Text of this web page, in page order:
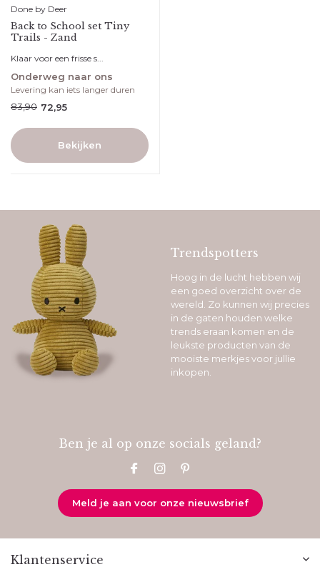
Done by Deer
Back to School set Tiny
Trails - Zand
Klaar voor een frisse s...
Onderweg naar ons
Levering kan iets langer duren
83,90 72,95
Bekijken
Trendspotters
Hoog in de lucht hebben wij
een goed overzicht over de
wereld. Zo kunnen wij precies
in de gaten houden welke
trends eraan komen en de
leukste producten van de
mooiste merkjes voor jullie
inkopen.
Ben je al op onze socials geland?
Meld je aan voor onze nieuwsbrief
Klantenservice